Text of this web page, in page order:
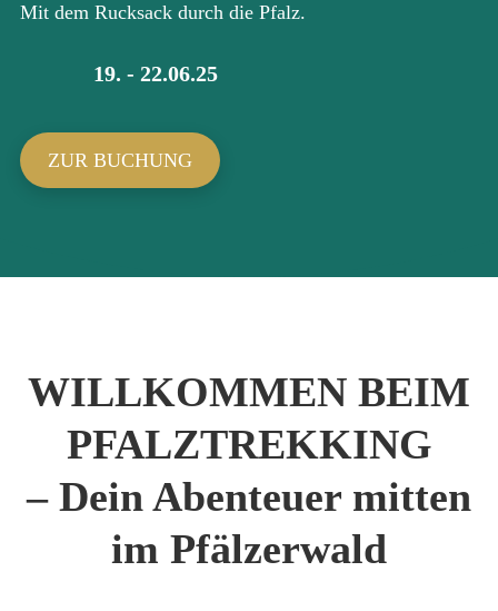
Mit dem Rucksack durch die Pfalz.
19. - 22.06.25
ZUR BUCHUNG
WILLKOMMEN BEIM
PFALZTREKKING
– Dein Abenteuer mitten
im Pfälzerwald